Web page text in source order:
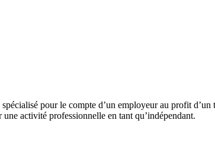
pour le compte d’un employeur au profit
activité professionnelle en tant qu’indépendant.